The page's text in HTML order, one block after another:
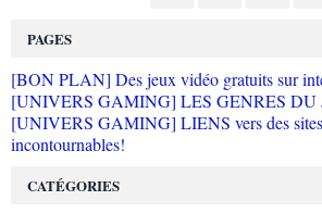
PAGES
[BON PLAN] Des jeux vidéo gratuits sur
[UNIVERS GAMING] LES GENRES DU
[UNIVERS GAMING] LIENS vers des
incontournables!
CATÉGORIES